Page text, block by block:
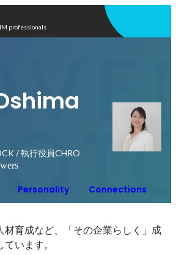
professionals
/ 執行役員CHRO
Personality Connections
材育成など、「その企業らしく」成
います。